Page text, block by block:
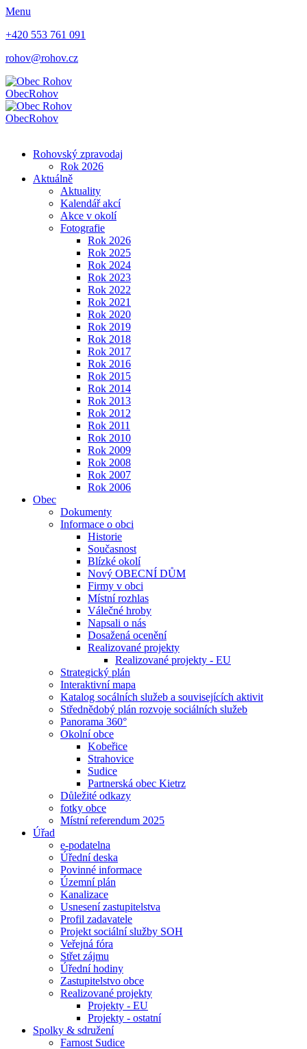
Menu
+420 553 761 091
rohov@rohov.cz
ObecRohov
ObecRohov
Rohovský zpravodaj
Rok 2026
Aktuálně
Aktuality
Kalendář akcí
Akce v okolí
Fotografie
Rok 2026
Rok 2025
Rok 2024
Rok 2023
Rok 2022
Rok 2021
Rok 2020
Rok 2019
Rok 2018
Rok 2017
Rok 2016
Rok 2015
Rok 2014
Rok 2013
Rok 2012
Rok 2011
Rok 2010
Rok 2009
Rok 2008
Rok 2007
Rok 2006
Obec
Dokumenty
Informace o obci
Historie
Současnost
Blízké okolí
Nový OBECNÍ DŮM
Firmy v obci
Místní rozhlas
Válečné hroby
Napsali o nás
Dosažená ocenění
Realizované projekty
Realizované projekty - EU
Strategický plán
Interaktivní mapa
Katalog socálních služeb a souvisejících aktivit
Střednědobý plán rozvoje sociálních služeb
Panorama 360°
Okolní obce
Kobeřice
Strahovice
Sudice
Partnerská obec Kietrz
Důležité odkazy
fotky obce
Místní referendum 2025
Úřad
e-podatelna
Úřední deska
Povinné informace
Územní plán
Kanalizace
Usnesení zastupitelstva
Profil zadavatele
Projekt sociální služby SOH
Veřejná fóra
Střet zájmu
Úřední hodiny
Zastupitelstvo obce
Realizované projekty
Projekty - EU
Projekty - ostatní
Spolky & sdružení
Farnost Sudice